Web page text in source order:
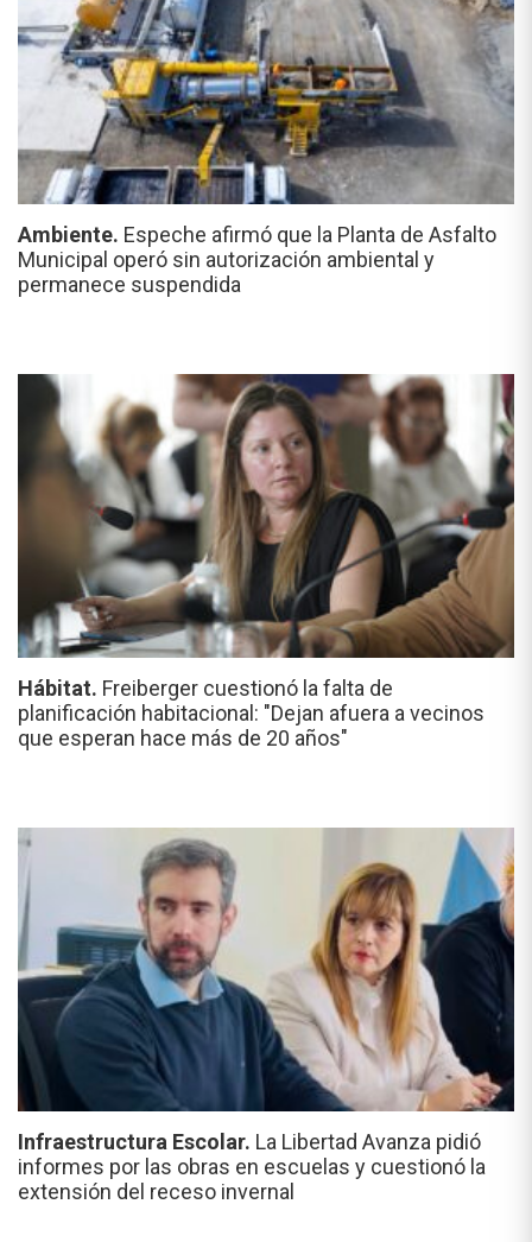
Ambiente. Espeche afirmó que la Planta de Asfalto
Municipal operó sin autorización ambiental y
permanece suspendida
Hábitat. Freiberger cuestionó la falta de
planificación habitacional: "Dejan afuera a vecinos
que esperan hace más de 20 años"
Infraestructura Escolar. La Libertad Avanza pidió
informes por las obras en escuelas y cuestionó la
extensión del receso invernal